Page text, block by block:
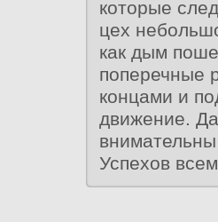
которые
цех
как дым
поперечные
концами и
движение.
Успехов